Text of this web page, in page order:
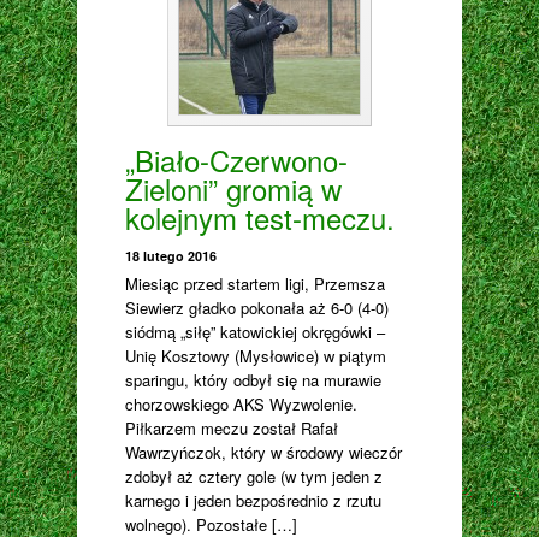
„Biało-Czerwono-
Zieloni” gromią w
kolejnym test-meczu.
18 lutego 2016
Miesiąc przed startem ligi, Przemsza
Siewierz gładko pokonała aż 6-0 (4-0)
siódmą „siłę” katowickiej okręgówki –
Unię Kosztowy (Mysłowice) w piątym
sparingu, który odbył się na murawie
chorzowskiego AKS Wyzwolenie.
Piłkarzem meczu został Rafał
Wawrzyńczok, który w środowy wieczór
zdobył aż cztery gole (w tym jeden z
karnego i jeden bezpośrednio z rzutu
wolnego). Pozostałe […]